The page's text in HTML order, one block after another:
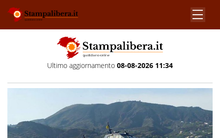
Ultimo aggiornamento 08-08-2026 11:34